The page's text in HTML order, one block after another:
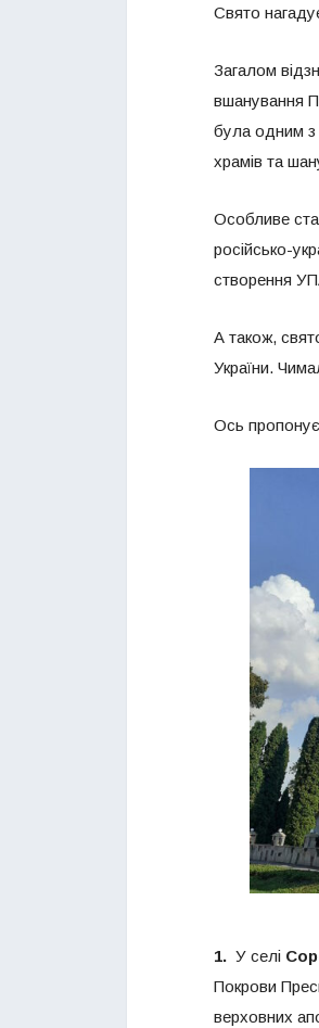
Свято
Загалом
вшанування
була одним з
храмів та
Особливе
російсько-
створення
А також,
України.
Ось
1. У селі
Покрови
верховних